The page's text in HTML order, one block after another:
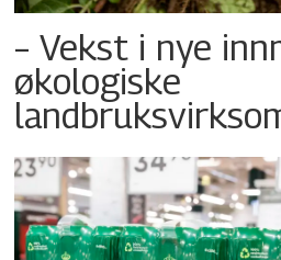
– Vekst i nye
økologiske